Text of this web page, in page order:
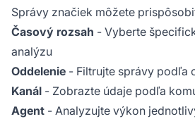
Správy značiek môžete
Časový rozsah - Vyberte
analýzu
Oddelenie - Filtrujte správy podľa
Kanál - Zobrazte údaje podľa
Agent - Analyzujte výkon